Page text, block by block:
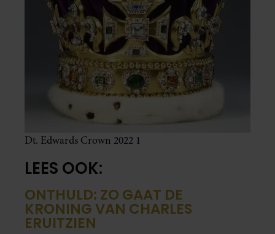
Dt. Edwards Crown 2022 1
LEES OOK:
ONTHULD: ZO GAAT DE
KRONING VAN CHARLES
ERUITZIEN